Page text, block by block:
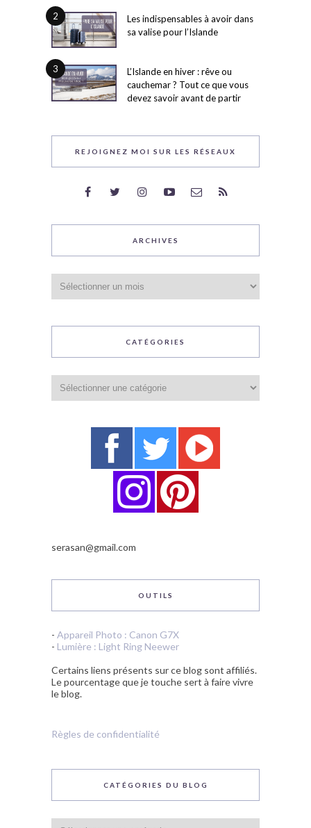
2
Les indispensables à avoir dans
sa valise pour l’Islande
3
L’Islande en hiver : rêve ou
cauchemar ? Tout ce que vous
devez savoir avant de partir
REJOIGNEZ MOI SUR LES RÉSEAUX
ARCHIVES
CATÉGORIES
serasan@gmail.com
OUTILS
- Appareil Photo : Canon G7X
- Lumière : Light Ring Neewer
Certains liens présents sur ce blog sont affiliés.
Le pourcentage que je touche sert à faire vivre
le blog.
Règles de confidentialité
CATÉGORIES DU BLOG